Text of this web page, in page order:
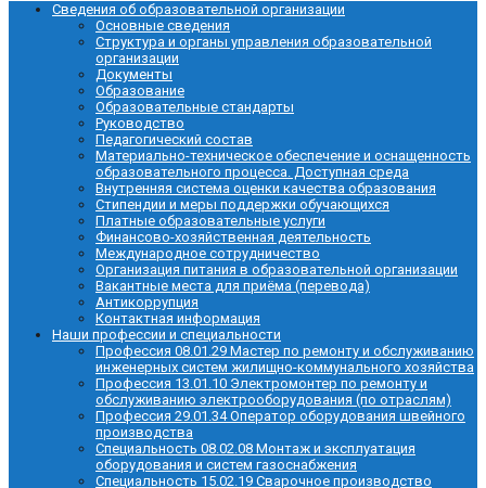
Сведения об образовательной организации
Основные сведения
Структура и органы управления образовательной
организации
Документы
Образование
Образовательные стандарты
Руководство
Педагогический состав
Материально-техническое обеспечение и оснащенность
образовательного процесса. Доступная среда
Внутренняя система оценки качества образования
Стипендии и меры поддержки обучающихся
Платные образовательные услуги
Финансово-хозяйственная деятельность
Международное сотрудничество
Организация питания в образовательной организации
Вакантные места для приёма (перевода)
Антикоррупция
Контактная информация
Наши профессии и специальности
Профессия 08.01.29 Мастер по ремонту и обслуживанию
инженерных систем жилищно-коммунального хозяйства
Профессия 13.01.10 Электромонтер по ремонту и
обслуживанию электрооборудования (по отраслям)
Профессия 29.01.34 Оператор оборудования швейного
производства
Специальность 08.02.08 Монтаж и эксплуатация
оборудования и систем газоснабжения
Специальность 15.02.19 Сварочное производство